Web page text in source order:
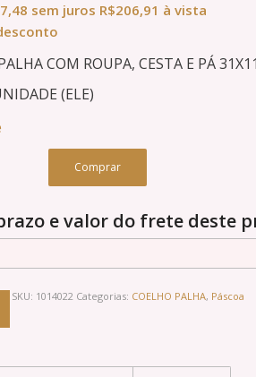
sem juros R$206,91 à vista
COM ROUPA, CESTA E PÁ
(ELE)
Comprar
e valor do frete deste
SKU: 1014022 Categorias: COELHO PALHA, Páscoa